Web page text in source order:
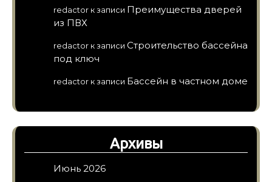
redactor к записи Преимущества дверей
из ПВХ
redactor к записи Строительство бассейна
под ключ
redactor к записи Бассейн в частном доме
Архивы
Июнь 2026